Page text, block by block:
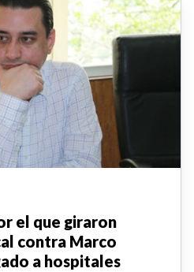
el que giraron
contra Marco
a hospitales